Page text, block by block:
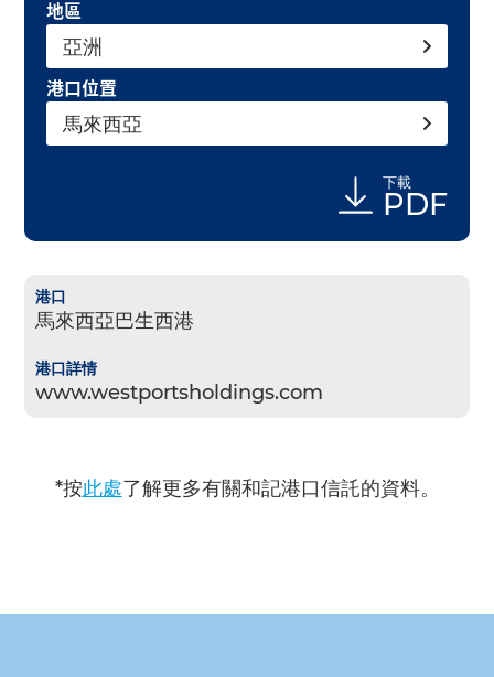
地區
亞洲
港口位置
馬來西亞
下載
PDF
馬來西亞巴生西港
www.westportsholdings.com
*按此處了解更多有關和記港口信託的資料。